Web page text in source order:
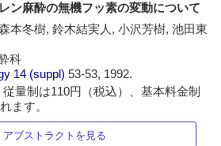
ン麻酔の無機フッ素の変動について
本冬樹, 鈴木結実人, 小沢芳樹, 池田東
科
14 (suppl)53-53, 1992.
量制は110円（税込）、基本料金制
ます。
アブストラクトを見る